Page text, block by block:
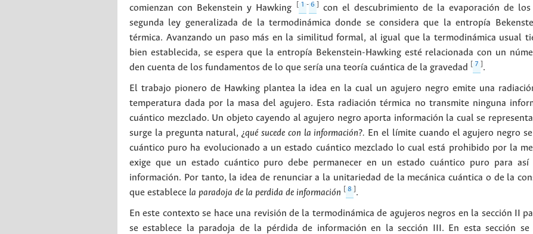
comienzan con Bekenstein y Hawking
1 - 6
con el descubrimiento de la evaporación de
segunda ley generalizada de la termodinámica donde se considera que la entropía
térmica. Avanzando un paso más en la similitud formal, al igual que la termodinámica usual
bien establecida, se espera que la entropía Bekenstein-Hawking esté relacionada con un
den cuenta de los fundamentos de lo que sería una teoría cuántica de la gravedad
7 .
El trabajo pionero de Hawking plantea la idea en la cual un agujero negro emite una
temperatura dada por la masa del agujero. Esta radiación térmica no transmite ninguna
cuántico mezclado. Un objeto cayendo al agujero negro aporta información la cual se
surge la pregunta natural,¿qué sucede con la información?. En el límite cuando el agujero negro
cuántico puro ha evolucionado a un estado cuántico mezclado lo cual está prohibido por la
exige que un estado cuántico puro debe permanecer en un estado cuántico puro para
información. Por tanto, la idea de renunciar a la unitariedad de la mecánica cuántica o de la
que establece la paradoja de la perdida de información 8 .
En este contexto se hace una revisión de la termodinámica de agujeros negros en la sección II
se establece la paradoja de la pérdida de información en la sección III. En esta sección se